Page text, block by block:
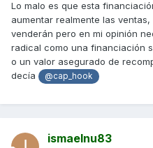
Lo malo es que esta
aumentar realmente las
venderán pero en mi opinión
radical como una financiación
o un valor asegurado de
decía
@cap_hook
ismaelnu83